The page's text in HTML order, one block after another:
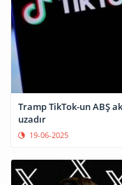
Tramp TikTok-un ABŞ
uzadır
19-06-2025